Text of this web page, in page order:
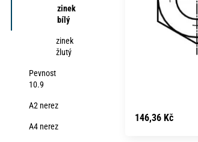
zinek
bílý
zinek
žlutý
Pevnost
10.9
A2 nerez
A4 nerez
146,36 Kč